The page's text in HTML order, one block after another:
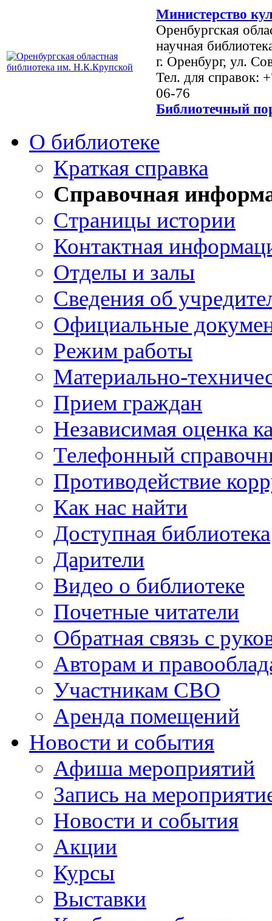
Министерство
Оренбургская
научная
г. Оренбург, ул.
Тел. для справок:
06-76
Библиотечный
О библиотеке
Краткая справка
Справочная
Страницы истории
Контактная
Отделы и залы
Сведения об
Официальные
Режим работы
Материально-
Прием граждан
Независимая оценка
Телефонный
Противодействие
Как нас найти
Доступная библиотека
Дарители
Видео о библиотеке
Почетные читатели
Обратная связь с
Авторам и
Участникам СВО
Аренда помещений
Новости и события
Афиша мероприятий
Запись на
Новости и события
Акции
Курсы
Выставки